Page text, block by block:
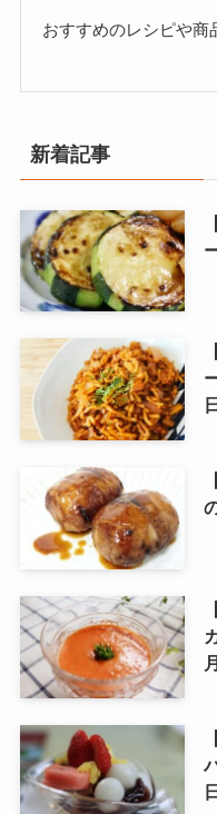
おすすめのレシピや商
新着記事